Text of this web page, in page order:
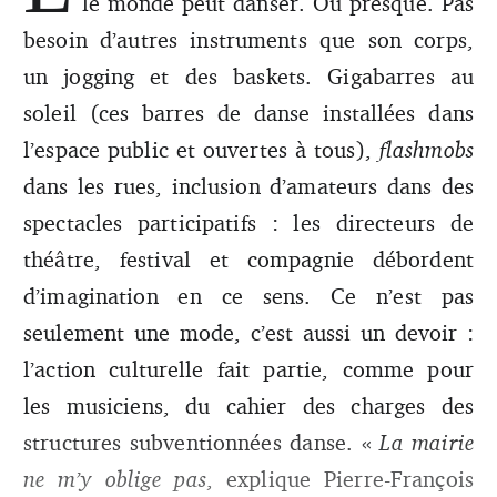
d’imagination pour d"velopper l'action clturelle.
besoin d’autres instruments que son corps,
un jogging et des baskets. Gigabarres au
soleil (ces barres de danse installées dans
l’espace public et ouvertes à tous), flashmobs
dans les rues, inclusion d’amateurs dans des
spectacles participatifs : les directeurs de
théâtre, festival et compagnie débordent
d’imagination en ce sens. Ce n’est pas
seulement une mode, c’est aussi un devoir :
l’action culturelle fait partie, comme pour
les musiciens, du cahier des charges des
structures subventionnées danse. « La mairie
ne m’y oblige pas, explique Pierre-François